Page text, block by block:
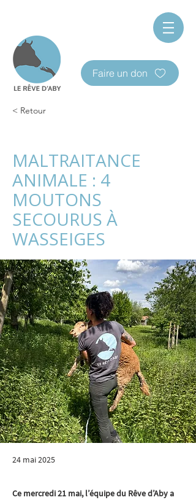
Faire un don
< Retour
MALTRAITANCE
ANIMALE : 4
MOUTONS
SECOURUS À
WASSEIGES
24 mai 2025
Ce mercredi 21 mai, l’équipe du Rêve d’Aby a